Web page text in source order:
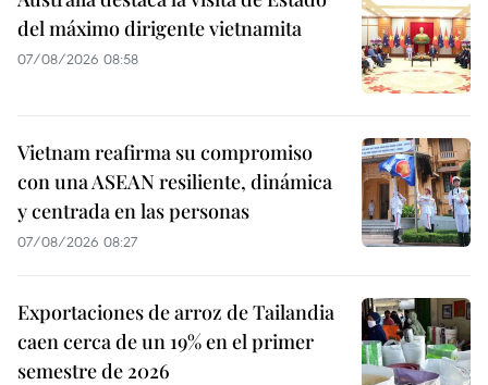
del máximo dirigente vietnamita
07/08/2026 08:58
Vietnam reafirma su compromiso
con una ASEAN resiliente, dinámica
y centrada en las personas
07/08/2026 08:27
Exportaciones de arroz de Tailandia
caen cerca de un 19% en el primer
semestre de 2026